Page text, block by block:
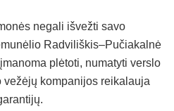
negali išvežti savo
Radviliškis–Pučiakalnė
plėtoti, numatyti verslo
kompanijos reikalauja